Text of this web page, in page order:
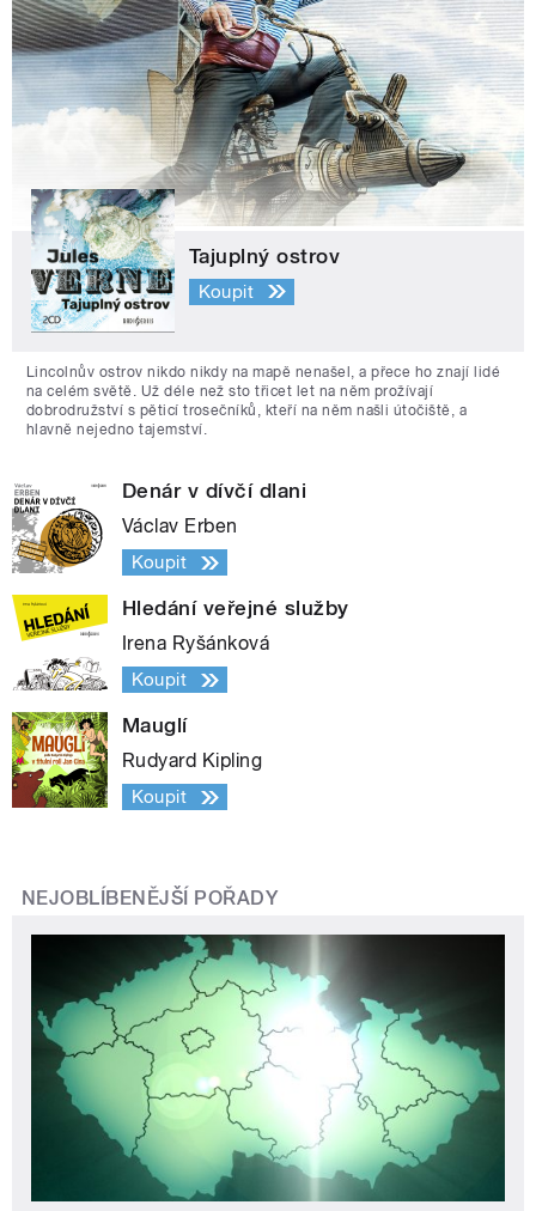
Tajuplný ostrov
Koupit
Lincolnův ostrov nikdo nikdy na mapě nenašel, a přece ho znají lidé
na celém světě. Už déle než sto třicet let na něm prožívají
dobrodružství s pěticí trosečníků, kteří na něm našli útočiště, a
hlavně nejedno tajemství.
Denár v dívčí dlani
Václav Erben
Koupit
Hledání veřejné služby
Irena Ryšánková
Koupit
Mauglí
Rudyard Kipling
Koupit
NEJOBLÍBENĚJŠÍ POŘADY